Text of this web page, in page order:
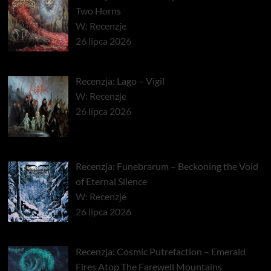
Two Horns
W: Recenzje
26 lipca 2026
Recenzja: Lago – Vigil
W: Recenzje
26 lipca 2026
Recenzja: Funebrarum – Beckoning the Void
of Eternal Silence
W: Recenzje
26 lipca 2026
Recenzja: Cosmic Putrefaction – Emerald
Fires Atop The Farewell Mountains